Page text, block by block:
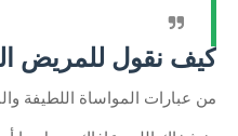
كيف نقول للمريض
من عبارات المواساة اللطيفة